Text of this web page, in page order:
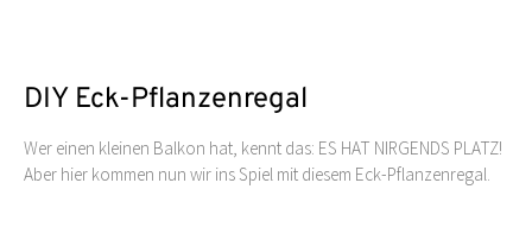
DIY Eck-Pflanzenregal
Wer einen kleinen Balkon hat, kennt das: ES HAT NIRGENDS PLATZ!
Aber hier kommen nun wir ins Spiel mit diesem Eck-Pflanzenregal.